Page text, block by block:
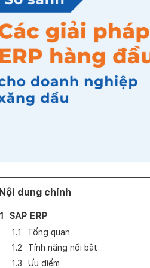
Nội dung chính
SAP ERP
Tổng quan
Tính năng nổi bật
Ưu điểm